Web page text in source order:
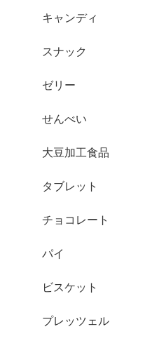
キャンディ
スナック
ゼリー
せんべい
大豆加工食品
タブレット
チョコレート
パイ
ビスケット
プレッツェル